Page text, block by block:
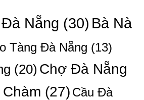
Nẵng (30) Bà Nà
Tàng Đà Nẵng (13)
(20) Chợ Đà Nẵng
(27) Cầu Đà